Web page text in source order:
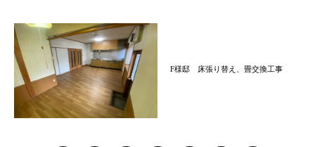
F様邸 床張り替え、畳交換工事